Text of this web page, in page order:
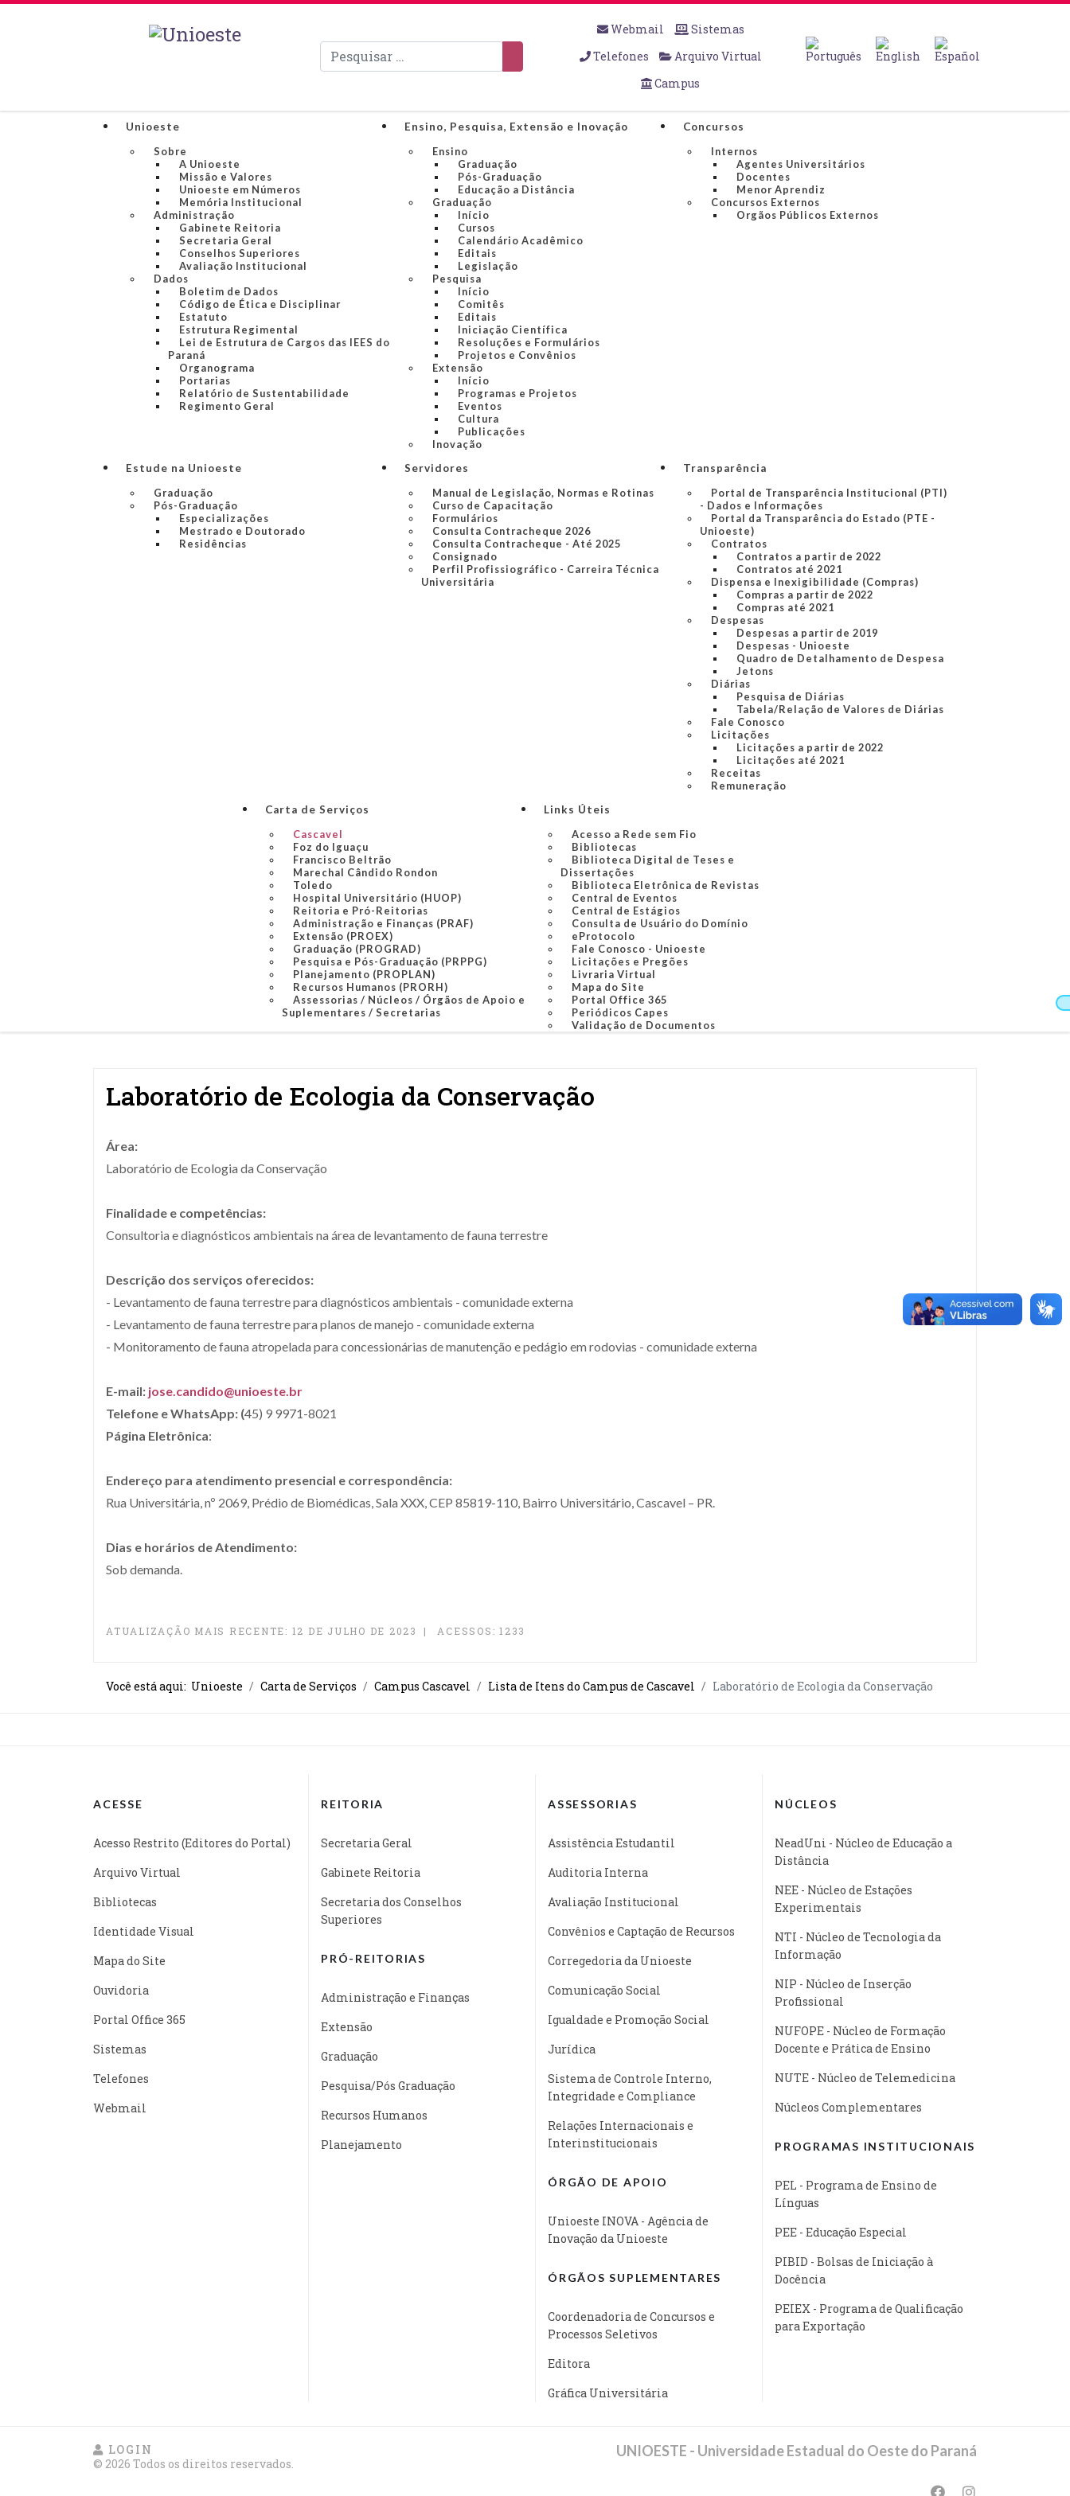
Pesquisar
Webmail
Sistemas
Telefones
Arquivo Virtual
Campus
Unioeste
Sobre
A Unioeste
Missão e Valores
Unioeste em Números
Memória Institucional
Administração
Gabinete Reitoria
Secretaria Geral
Conselhos Superiores
Avaliação Institucional
Dados
Boletim de Dados
Código de Ética e Disciplinar
Estatuto
Estrutura Regimental
Lei de Estrutura de Cargos das IEES do
Paraná
Organograma
Portarias
Relatório de Sustentabilidade
Regimento Geral
Ensino, Pesquisa, Extensão e Inovação
Ensino
Graduação
Pós-Graduação
Educação a Distância
Graduação
Início
Cursos
Calendário Acadêmico
Editais
Legislação
Pesquisa
Início
Comitês
Editais
Iniciação Científica
Resoluções e Formulários
Projetos e Convênios
Extensão
Início
Programas e Projetos
Eventos
Cultura
Publicações
Inovação
Concursos
Internos
Agentes Universitários
Docentes
Menor Aprendiz
Concursos Externos
Orgãos Públicos Externos
Estude na Unioeste
Graduação
Pós-Graduação
Especializações
Mestrado e Doutorado
Residências
Servidores
Manual de Legislação, Normas e Rotinas
Curso de Capacitação
Formulários
Consulta Contracheque 2026
Consulta Contracheque - Até 2025
Consignado
Perfil Profissiográfico - Carreira Técnica
Universitária
Transparência
Portal de Transparência Institucional (PTI)
- Dados e Informações
Portal da Transparência do Estado (PTE -
Unioeste)
Contratos
Contratos a partir de 2022
Contratos até 2021
Dispensa e Inexigibilidade (Compras)
Compras a partir de 2022
Compras até 2021
Despesas
Despesas a partir de 2019
Despesas - Unioeste
Quadro de Detalhamento de Despesa
Jetons
Diárias
Pesquisa de Diárias
Tabela/Relação de Valores de Diárias
Fale Conosco
Licitações
Licitações a partir de 2022
Licitações até 2021
Receitas
Remuneração
Carta de Serviços
Cascavel
Foz do Iguaçu
Francisco Beltrão
Marechal Cândido Rondon
Toledo
Hospital Universitário (HUOP)
Reitoria e Pró-Reitorias
Administração e Finanças (PRAF)
Extensão (PROEX)
Graduação (PROGRAD)
Pesquisa e Pós-Graduação (PRPPG)
Planejamento (PROPLAN)
Recursos Humanos (PRORH)
Assessorias / Núcleos / Órgãos de Apoio e
Suplementares / Secretarias
Links Úteis
Acesso a Rede sem Fio
Bibliotecas
Biblioteca Digital de Teses e
Dissertações
Biblioteca Eletrônica de Revistas
Central de Eventos
Central de Estágios
Consulta de Usuário do Domínio
eProtocolo
Fale Conosco - Unioeste
Licitações e Pregões
Livraria Virtual
Mapa do Site
Portal Office 365
Periódicos Capes
Validação de Documentos
Laboratório de Ecologia da Conservação
Área:
Laboratório de Ecologia da Conservação
Finalidade e competências:
Consultoria e diagnósticos ambientais na área de levantamento de fauna terrestre
Descrição dos serviços oferecidos:
- Levantamento de fauna terrestre para diagnósticos ambientais - comunidade externa
- Levantamento de fauna terrestre para planos de manejo - comunidade externa
- Monitoramento de fauna atropelada para concessionárias de manutenção e pedágio em rodovias - comunidade externa
E-mail: jose.candido@unioeste.br
Telefone e WhatsApp: (45) 9 9971-8021
Página Eletrônica:
Endereço para atendimento presencial e correspondência:
Rua Universitária, nº 2069, Prédio de Biomédicas, Sala XXX, CEP 85819-110, Bairro Universitário, Cascavel – PR.
Dias e horários de Atendimento:
Sob demanda.
ATUALIZAÇÃO MAIS RECENTE: 12 DE JULHO DE 2023 ACESSOS: 1233
Você está aqui: Unioeste Carta de Serviços Campus Cascavel Lista de Itens do Campus de Cascavel Laboratório de Ecologia da Conservação
ACESSE
Acesso Restrito (Editores do Portal)
Arquivo Virtual
Bibliotecas
Identidade Visual
Mapa do Site
Ouvidoria
Portal Office 365
Sistemas
Telefones
Webmail
REITORIA
Secretaria Geral
Gabinete Reitoria
Secretaria dos Conselhos
Superiores
PRÓ-REITORIAS
Administração e Finanças
Extensão
Graduação
Pesquisa/Pós Graduação
Recursos Humanos
Planejamento
ASSESSORIAS
Assistência Estudantil
Auditoria Interna
Avaliação Institucional
Convênios e Captação de Recursos
Corregedoria da Unioeste
Comunicação Social
Igualdade e Promoção Social
Jurídica
Sistema de Controle Interno,
Integridade e Compliance
Relações Internacionais e
Interinstitucionais
ÓRGÃO DE APOIO
Unioeste INOVA - Agência de
Inovação da Unioeste
ÓRGÃOS SUPLEMENTARES
Coordenadoria de Concursos e
Processos Seletivos
Editora
Gráfica Universitária
NÚCLEOS
NeadUni - Núcleo de Educação a
Distância
NEE - Núcleo de Estações
Experimentais
NTI - Núcleo de Tecnologia da
Informação
NIP - Núcleo de Inserção
Profissional
NUFOPE - Núcleo de Formação
Docente e Prática de Ensino
NUTE - Núcleo de Telemedicina
Núcleos Complementares
PROGRAMAS INSTITUCIONAIS
PEL - Programa de Ensino de
Línguas
PEE - Educação Especial
PIBID - Bolsas de Iniciação à
Docência
PEIEX - Programa de Qualificação
para Exportação
LOGIN
© 2026 Todos os direitos reservados.
UNIOESTE - Universidade Estadual do Oeste do Paraná